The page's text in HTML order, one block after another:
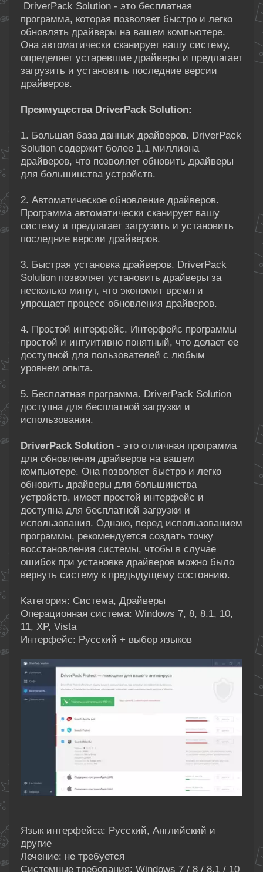
DriverPack Solution - это бесплатная
программа, которая позволяет быстро и легко
обновлять драйверы на вашем компьютере.
Она автоматически сканирует вашу систему,
определяет устаревшие драйверы и предлагает
загрузить и установить последние версии
драйверов.
Преимущества DriverPack Solution:
1. Большая база данных драйверов. DriverPack
Solution содержит более 1,1 миллиона
драйверов, что позволяет обновить драйверы
для большинства устройств.
2. Автоматическое обновление драйверов.
Программа автоматически сканирует вашу
систему и предлагает загрузить и установить
последние версии драйверов.
3. Быстрая установка драйверов. DriverPack
Solution позволяет установить драйверы за
несколько минут, что экономит время и
упрощает процесс обновления драйверов.
4. Простой интерфейс. Интерфейс программы
простой и интуитивно понятный, что делает ее
доступной для пользователей с любым
уровнем опыта.
5. Бесплатная программа. DriverPack Solution
доступна для бесплатной загрузки и
использования.
DriverPack Solution - это отличная программа
для обновления драйверов на вашем
компьютере. Она позволяет быстро и легко
обновить драйверы для большинства
устройств, имеет простой интерфейс и
доступна для бесплатной загрузки и
использования. Однако, перед использованием
программы, рекомендуется создать точку
восстановления системы, чтобы в случае
ошибок при установке драйверов можно было
вернуть систему к предыдущему состоянию.
Категория: Система, Драйверы
Операционная система: Windows 7, 8, 8.1, 10,
11, XP, Vista
Интерфейс: Русский + выбор языков
Язык интерфейса: Русский, Английский и
другие
Лечение: не требуется
Системные требования: Windows 7 / 8 / 8.1 / 10